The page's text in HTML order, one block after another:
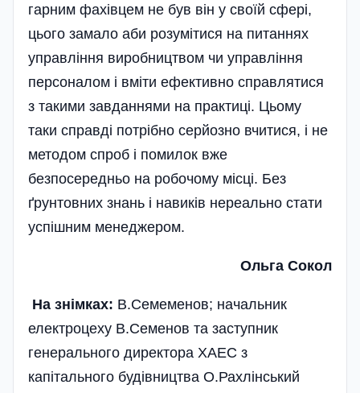
гарним фахівцем не був він у своїй сфері,
цього замало аби розумітися на питаннях
управління виробництвом чи управління
персоналом і вміти ефективно справлятися
з такими завданнями на практиці. Цьому
таки справді потрібно серйозно вчитися, і не
методом спроб і помилок вже
безпосередньо на робочому місці. Без
ґрунтовних знань і навиків нереально стати
успішним менеджером.
Ольга Сокол
На знімках: В.Семеменов; начальник
електроцеху В.Семенов та заступник
генерального директора ХАЕС з
капітального будівництва О.Рахлінський